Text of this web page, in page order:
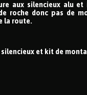
aux silencieux alu
roche donc pas de
la route.
et kit de